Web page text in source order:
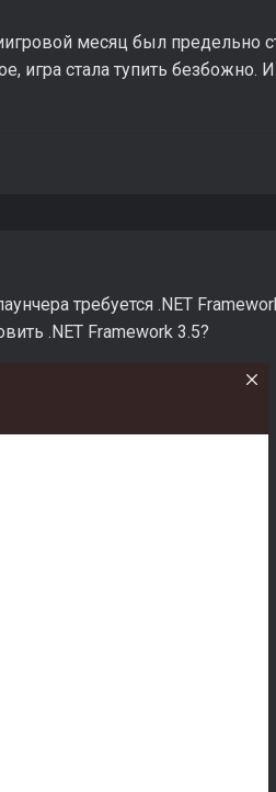
месяц был предельно
игра стала тупить безбожно.
требуется .NET
.NET Framework 3.5?